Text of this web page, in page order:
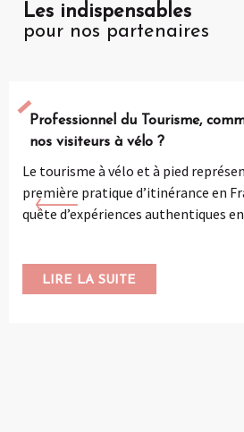
Les indispensables
pour nos partenaires
Professionnel du Tourisme,
nos visiteurs à vélo ?
Le tourisme à vélo et à pied
première pratique d’itinérance en
quête d’expériences authentiques
LIRE LA SUITE